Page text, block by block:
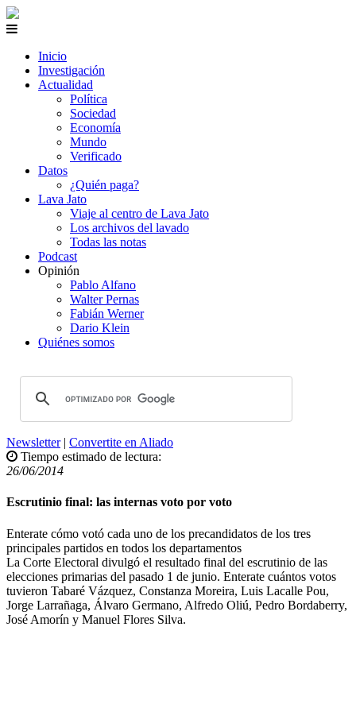
Inicio
Investigación
Actualidad
Política
Sociedad
Economía
Mundo
Verificado
Datos
¿Quién paga?
Lava Jato
Viaje al centro de Lava Jato
Los archivos del lavado
Todas las notas
Podcast
Opinión
Pablo Alfano
Walter Pernas
Fabián Werner
Dario Klein
Quiénes somos
Newsletter| Convertite en Aliado
Tiempo estimado de lectura:
26/06/2014
Escrutinio final: las internas voto por voto
Enterate cómo votó cada uno de los precandidatos de los tres
principales partidos en todos los departamentos
La Corte Electoral divulgó el resultado final del escrutinio de las
elecciones primarias del pasado 1 de junio. Enterate cuántos votos
tuvieron Tabaré Vázquez, Constanza Moreira, Luis Lacalle Pou,
Jorge Larrañaga, Álvaro Germano, Alfredo Oliú, Pedro Bordaberry,
José Amorín y Manuel Flores Silva.